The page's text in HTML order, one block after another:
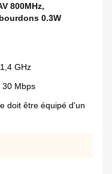
800MHz,
0.3W
GHz
30 Mbps
doit être équipé d'un